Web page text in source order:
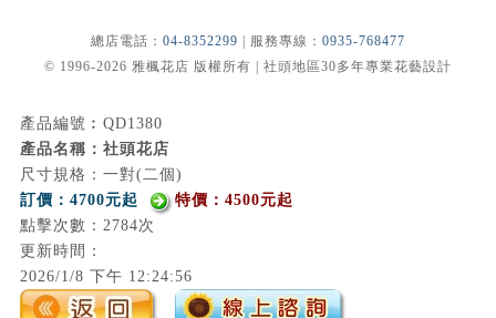
總店電話： 04-8352299 | 服務專線： 0935-768477
© 1996-2026 雅楓花店 版權所有 | 社頭地區30多年專業花藝設計
產品編號︰QD1380
產品名稱：社頭花店
尺寸規格：一對(二個)
訂價：4700元起
特價：4500元起
點擊次數：2784次
更新時間：
2026/1/8 下午 12:24:56